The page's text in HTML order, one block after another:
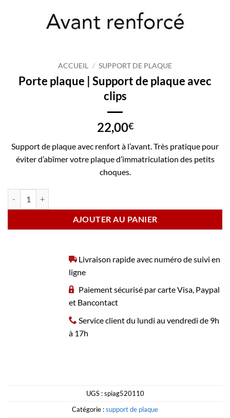
ACCUEIL / SUPPORT DE PLAQUE
Porte plaque | Support de plaque avec
clips
22,00€
Support de plaque avec renfort à l’avant. Très pratique pour
éviter d’abîmer votre plaque d’immatriculation des petits
choques.
AJOUTER AU PANIER
Livraison rapide avec numéro de suivi en
ligne
Paiement sécurisé par carte Visa, Paypal
et Bancontact
Service client du lundi au vendredi de 9h
à 17h
UGS :spiag520110
Catégorie :support de plaque